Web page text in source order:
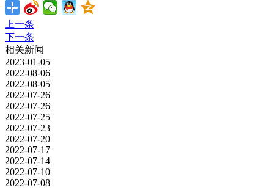
上一条
下一条
相关新闻
2023-01-05
2022-08-06
2022-08-05
2022-07-26
2022-07-26
2022-07-25
2022-07-23
2022-07-20
2022-07-17
2022-07-14
2022-07-10
2022-07-08